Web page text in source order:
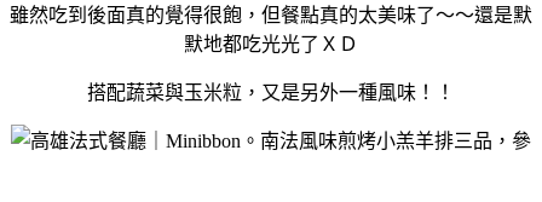
雖然吃到後面真的覺得很飽，但餐點真的太美味了～～還是默
默地都吃光光了ＸＤ
搭配蔬菜與玉米粒，又是另外一種風味！！